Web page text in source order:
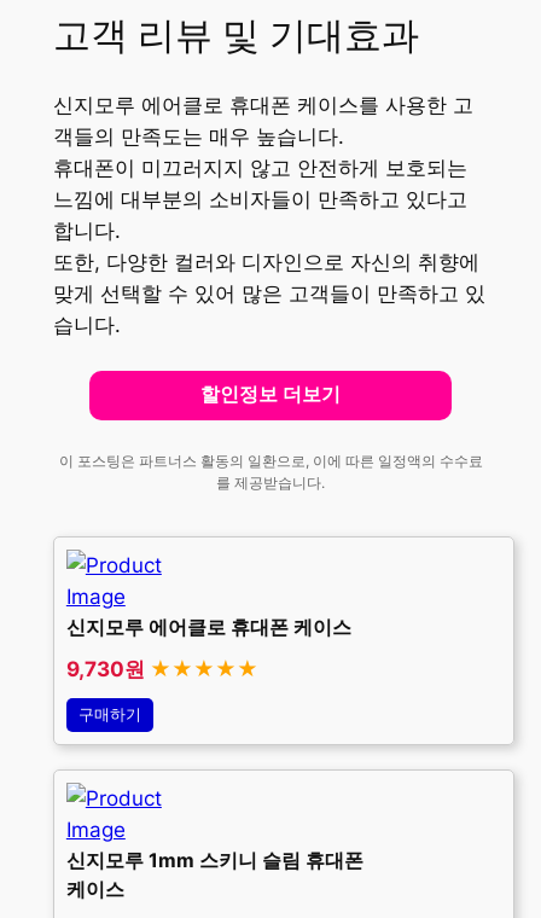
고객 리뷰 및 기대효과
신지모루 에어클로 휴대폰 케이스를 사용한 고
객들의 만족도는 매우 높습니다.
휴대폰이 미끄러지지 않고 안전하게 보호되는
느낌에 대부분의 소비자들이 만족하고 있다고
합니다.
또한, 다양한 컬러와 디자인으로 자신의 취향에
맞게 선택할 수 있어 많은 고객들이 만족하고 있
습니다.
할인정보 더보기
이 포스팅은 파트너스 활동의 일환으로, 이에 따른 일정액의 수수료
를 제공받습니다.
신지모루 에어클로 휴대폰 케이스
9,730원 ★★★★★
구매하기
신지모루 1mm 스키니 슬림 휴대폰
케이스